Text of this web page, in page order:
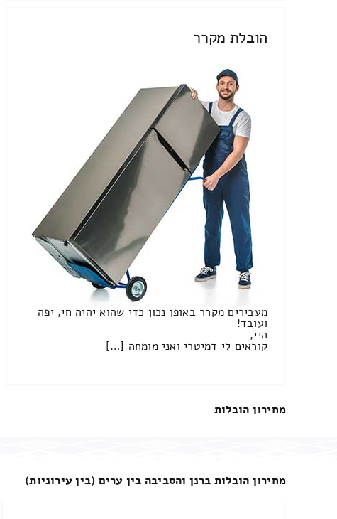
הובלת מקרר
מעבירים מקרר באופן נכון כדי שהוא יהיה חי, יפה
ועובד!
היי,
קוראים לי דמיטרי ואני מומחה […]
מחירון הובלות
מחירון הובלות ברנן והסביבה בין ערים (בין עירוניות)